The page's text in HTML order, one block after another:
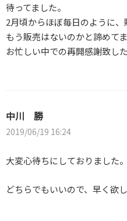
待ってました。
2月頃からほぼ毎日のように、
もう販売はないのかと諦めて
お忙しい中での再開感謝致した
中川 勝
2019/06/19 16:24
大変心待ちにしておりました。
どちらでもいいので、早く欲し